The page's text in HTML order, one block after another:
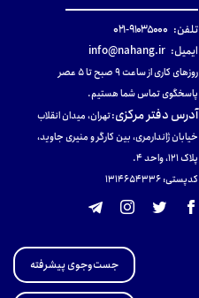
تلفن: ۹۱۰۳۵۰۰۰-۰۲۱
ایمیل: info@nahang.ir
روزهای کاری از ساعت ۹ صبح تا ۵ عصر
پاسخگوی تماس شما هستیم.
آدرس دفتر مرکزی:تهران، میدان انقلاب
خیابان ژاندارمری، بین کارگر و منیری جاوید،
پلاک 121، واحد ۴.
کدپستی: 131465433۶
جست‌وجوی پیشرفته